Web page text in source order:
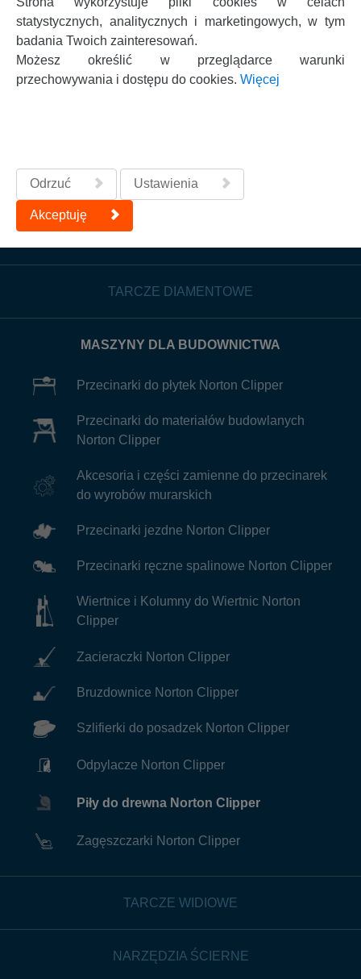
akustycznego
(A) m/s²
Waga
Maks. głębokość cięcia
110mm
Maks. wysokość materiału
115mm
TARCZE DIAMENTOWE
MASZYNY DLA BUDOWNICTWA
Przecinarki do płytek Norton Clipper
Przecinarki do materiałów budowlanych
Norton Clipper
Akcesoria i części zamienne do przecinarek
do wyrobów murarskich
Przecinarki jezdne Norton Clipper
Przecinarki ręczne spalinowe Norton Clipper
Wiertnice i Kolumny do Wiertnic Norton
Clipper
Zacieraczki Norton Clipper
Bruzdownice Norton Clipper
Szlifierki do posadzek Norton Clipper
Odpylacze Norton Clipper
Piły do drewna Norton Clipper
Zagęszczarki Norton Clipper
TARCZE WIDIOWE
NARZĘDZIA ŚCIERNE
statystycznych, analitycznych i marketingowych, w tym
badania Twoich zainteresowań.
Możesz określić w przeglądarce warunki
przechowywania i dostępu do cookies. Więcej
Odrzuć Ustawienia
Akceptuję